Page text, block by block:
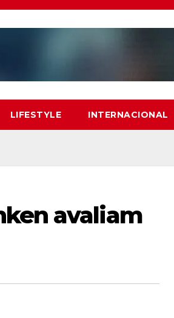
LIFESTYLE INTERNACIONAL
avaliam